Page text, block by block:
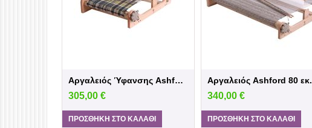
Αργαλειός Ύφανσης Ashford Rigid Heddle Lo...
305,00 €
ΠΡΟΣΘΉΚΗ ΣΤΟ ΚΑΛΆΘΙ
Αργαλειός Ashford 80 εκ.
340,00 €
ΠΡΟΣΘΉΚΗ ΣΤΟ ΚΑΛΆΘΙ